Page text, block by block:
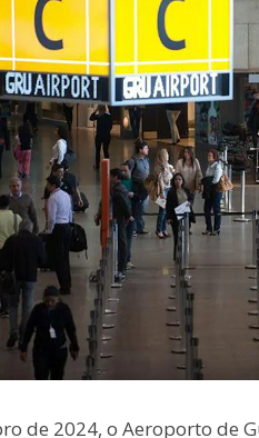
de 2024, o Aeroporto de